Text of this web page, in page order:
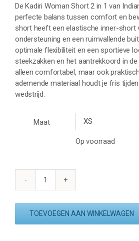
De Kadiri Woman Short 2 in 1 van
perfecte balans tussen comfort en
short heeft een elastische inner-short
ondersteuning en een ruimvallende
optimale flexibiliteit en een sportieve
steekzakken en het aantrekkoord in
alleen comfortabel, maar ook
ademende materiaal houdt je fris
wedstrijd.
Maat
Op voorraad
INDIAN
WOMAN
TOEVOEGEN AAN WINKELWAGEN